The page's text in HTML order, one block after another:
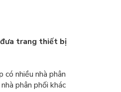
trang thiết bị
nhiều nhà phân
phân phối khác